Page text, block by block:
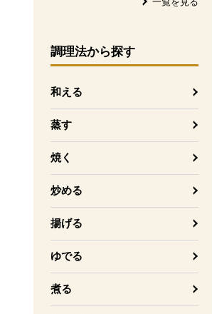
調理法から探す
和える
蒸す
焼く
炒める
揚げる
ゆでる
煮る